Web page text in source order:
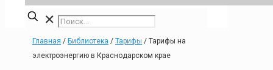
✕
Главная / Библиотека / Тарифы / Тарифы на
электроэнергию в Краснодарском крае